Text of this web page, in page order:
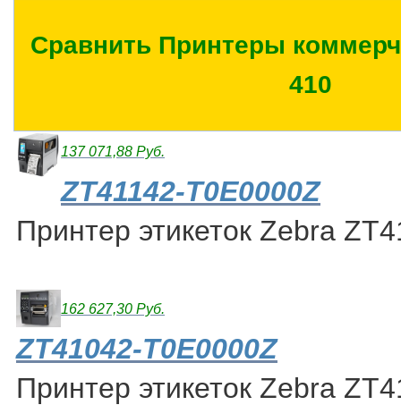
Сравнить Принтеры
410
137 071,88 Руб.
ZT41142-T0E0000Z
Принтер этикеток Zebra
162 627,30 Руб.
ZT41042-T0E0000Z
Принтер этикеток Zebra